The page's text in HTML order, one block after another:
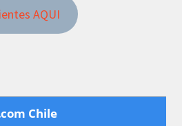
AQUI
Chile